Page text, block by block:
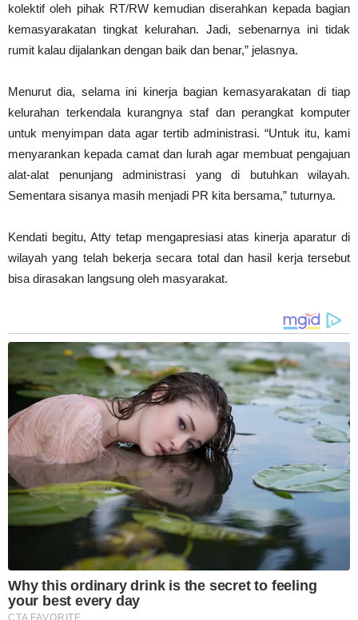
kolektif oleh pihak RT/RW kemudian diserahkan kepada bagian
kemasyarakatan tingkat kelurahan. Jadi, sebenarnya ini tidak
rumit kalau dijalankan dengan baik dan benar,” jelasnya.
Menurut dia, selama ini kinerja bagian kemasyarakatan di tiap
kelurahan terkendala kurangnya staf dan perangkat komputer
untuk menyimpan data agar tertib administrasi. “Untuk itu, kami
menyarankan kepada camat dan lurah agar membuat pengajuan
alat-alat penunjang administrasi yang di butuhkan wilayah.
Sementara sisanya masih menjadi PR kita bersama,” tuturnya.
Kendati begitu, Atty tetap mengapresiasi atas kinerja aparatur di
wilayah yang telah bekerja secara total dan hasil kerja tersebut
bisa dirasakan langsung oleh masyarakat.